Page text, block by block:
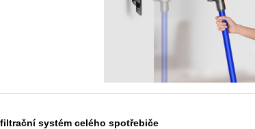
systém celého spotřebiče